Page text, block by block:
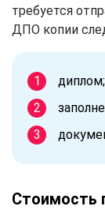
требуется
ДПО копии
диплом;
Стоимость